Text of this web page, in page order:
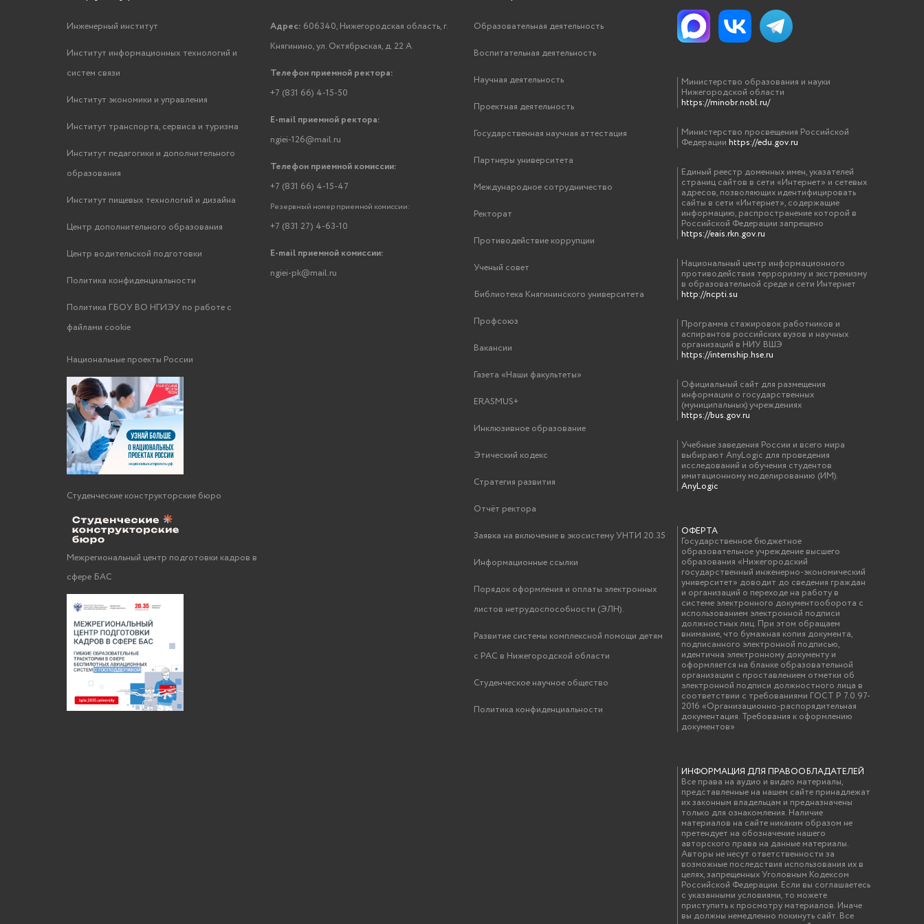
Инженерный институт
Институт информационных технологий и
систем связи
Институт экономики и управления
Институт транспорта, сервиса и туризма
Институт педагогики и дополнительного
образования
Институт пищевых технологий и дизайна
Центр дополнительного образования
Центр водительской подготовки
Политика конфиденциальности
Политика ГБОУ ВО НГИЭУ по работе с
файлами cookie
Национальные проекты России
Студенческие конструкторские бюро
Межрегиональный центр подготовки кадров в
сфере БАС
Адрес: 606340, Нижегородская область, г.
Княгинино, ул. Октябрьская, д. 22 А
Телефон приемной ректора:
+7 (831 66) 4-15-50
E-mail приемной ректора:
ngiei-126@mail.ru
Телефон приемной комиссии:
+7 (831 66) 4-15-47
Резервный номер приемной комиссии:
+7 (831 27) 4-63-10
E-mail приемной комиссии:
ngiei-pk@mail.ru
Образовательная деятельность
Воспитательная деятельность
Научная деятельность
Проектная деятельность
Государственная научная аттестация
Партнеры университета
Международное сотрудничество
Ректорат
Противодействие коррупции
Ученый совет
Библиотека Княгининского университета
Профсоюз
Вакансии
Газета «Наши факультеты»
ERASMUS+
Инклюзивное образование
Этический кодекс
Стратегия развития
Отчёт ректора
Заявка на включение в экосистему УНТИ 20.35
Информационные ссылки
Порядок оформления и оплаты электронных
листов нетрудоспособности (ЭЛН).
Развитие системы комплексной помощи детям
с РАС в Нижегородской области
Студенческое научное общество
Политика конфиденциальности
Министерство образования и науки
Нижегородской области
https://minobr.nobl.ru/
Министерство просвещения Российской
Федерации https://edu.gov.ru
Единый реестр доменных имен, указателей
страниц сайтов в сети «Интернет» и сетевых
адресов, позволяющих идентифицировать
сайты в сети «Интернет», содержащие
информацию, распространение которой в
Российской Федерации запрещено
https://eais.rkn.gov.ru
Национальный центр информационного
противодействия терроризму и экстремизму
в образовательной среде и сети Интернет
http://ncpti.su
Программа стажировок работников и
аспирантов российских вузов и научных
организаций в НИУ ВШЭ
https://internship.hse.ru
Официальный сайт для размещения
информации о государственных
(муниципальных) учреждениях
https://bus.gov.ru
Учебные заведения России и всего мира
выбирают AnyLogic для проведения
исследований и обучения студентов
имитационному моделированию (ИМ).
AnyLogic
ОФЕРТА
Государственное бюджетное
образовательное учреждение высшего
образования «Нижегородский
государственный инженерно-экономический
университет» доводит до сведения граждан
и организаций о переходе на работу в
системе электронного документооборота с
использованием электронной подписи
должностных лиц. При этом обращаем
внимание, что бумажная копия документа,
подписанного электронной подписью,
идентична электронному документу и
оформляется на бланке образовательной
организации с проставлением отметки об
электронной подписи должностного лица в
соответствии с требованиями ГОСТ Р 7.0.97-
2016 «Организационно-распорядительная
документация. Требования к оформлению
документов»
ИНФОРМАЦИЯ ДЛЯ ПРАВООБЛАДАТЕЛЕЙ
Все права на аудио и видео материалы,
представленные на нашем сайте принадлежат
их законным владельцам и предназначены
только для ознакомления. Наличие
материалов на сайте никаким образом не
претендует на обозначение нашего
авторского права на данные материалы.
Авторы не несут ответственности за
возможные последствия использования их в
целях, запрещенных Уголовным Кодексом
Российской Федерации. Если вы соглашаетесь
с указанными условиями, то можете
приступить к просмотру материалов. Иначе
вы должны немедленно покинуть сайт. Все